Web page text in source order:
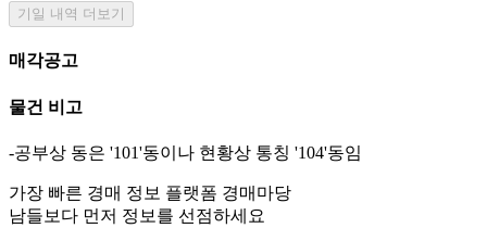
기일 내역 더보기
매각공고
물건 비고
-공부상 동은 '101'동이나 현황상 통칭 '104'동임
가장 빠른 경매 정보 플랫폼 경매마당
남들보다 먼저 정보를 선점하세요